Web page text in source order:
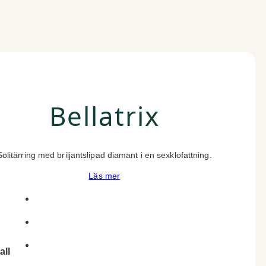
Bellatrix
med briljantslipad diamant i en sexklofattning.
Läs mer